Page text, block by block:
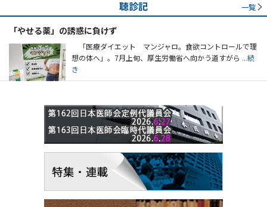
聴診記 一覧
「やせる薬」の誘惑に負けず
「医療ダイエット マンジャロ。食欲コントロールで理
想の体へ」。7月上旬、厚生労働省へ向かう道すがら ...続
き